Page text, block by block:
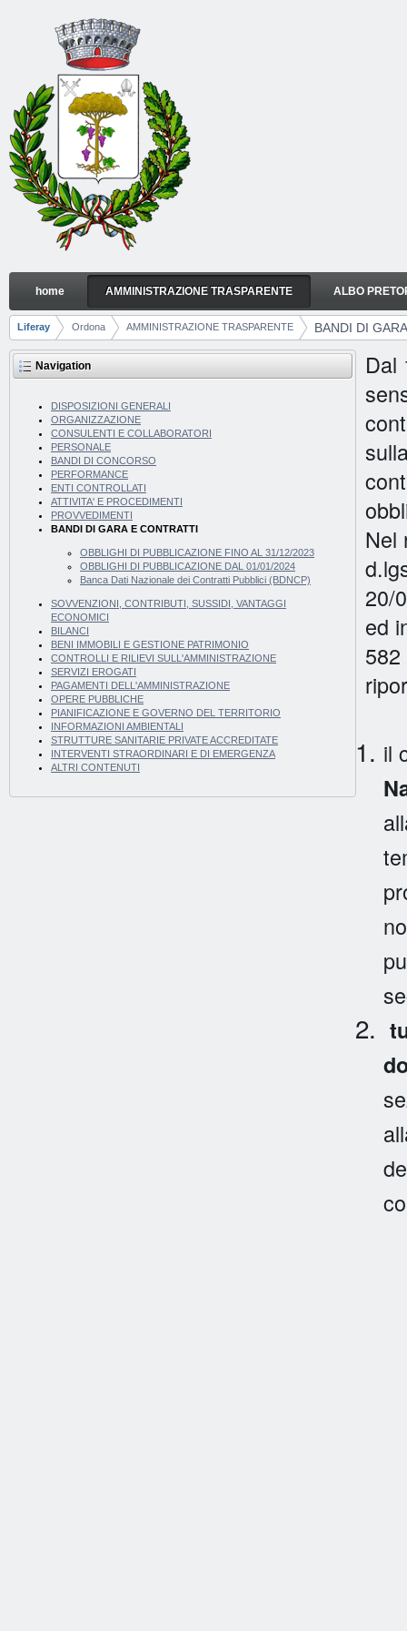
Skip to Content
BANDI DI GARA E CONTRATTI
Navigation
home AMMINISTRAZIONE TRASPARENTE ALBO
Breadcrumbs
Liferay Ordona AMMINISTRAZIONE TRASPARENTE BANDI DI
Navigation
DISPOSIZIONI GENERALI
ORGANIZZAZIONE
CONSULENTI E COLLABORATORI
PERSONALE
BANDI DI CONCORSO
PERFORMANCE
ENTI CONTROLLATI
ATTIVITA' E PROCEDIMENTI
PROVVEDIMENTI
BANDI DI GARA E CONTRATTI
OBBLIGHI DI PUBBLICAZIONE FINO AL 31/12/2023
OBBLIGHI DI PUBBLICAZIONE DAL 01/01/2024
Banca Dati Nazionale dei Contratti Pubblici (BDNCP)
SOVVENZIONI, CONTRIBUTI, SUSSIDI, VANTAGGI
ECONOMICI
BILANCI
BENI IMMOBILI E GESTIONE PATRIMONIO
CONTROLLI E RILIEVI SULL'AMMINISTRAZIONE
SERVIZI EROGATI
PAGAMENTI DELL'AMMINISTRAZIONE
OPERE PUBBLICHE
PIANIFICAZIONE E GOVERNO DEL TERRITORIO
INFORMAZIONI AMBIENTALI
STRUTTURE SANITARIE PRIVATE ACCREDITATE
INTERVENTI STRAORDINARI E DI EMERGENZA
ALTRI CONTENUTI
Dal
Nel
20/
ed
il